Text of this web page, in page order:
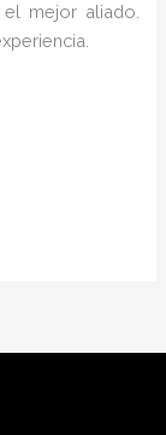
mejor aliado.